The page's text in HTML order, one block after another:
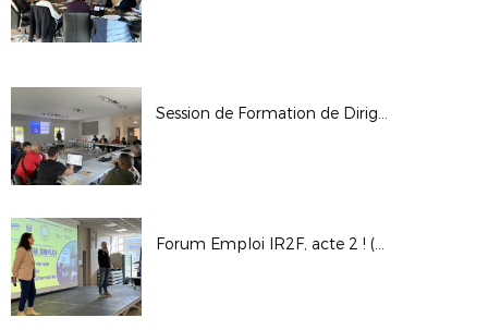
Session de Formation de Dirigeants (Garéoult)
Forum Emploi IR2F, acte 2 ! (Aix-en-Provence)